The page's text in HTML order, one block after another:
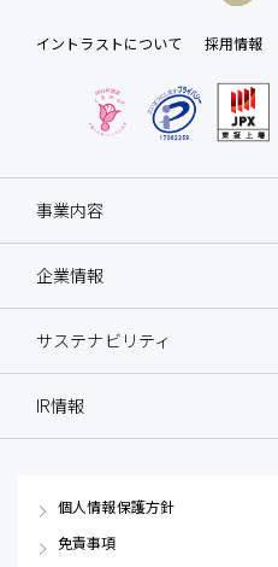
イントラストについて 採用情報
事業内容
企業情報
サステナビリティ
IR情報
個人情報保護方針
免責事項